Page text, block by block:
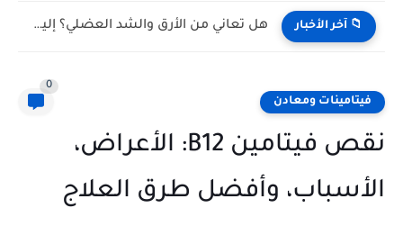
📁 آخر الأخبار هل تعاني من الأرق والشد العضلي؟ إليك 10 علامات قد...
فيتامينات ومعادن
0
نقص فيتامين B12: الأعراض،
الأسباب، وأفضل طرق العلاج